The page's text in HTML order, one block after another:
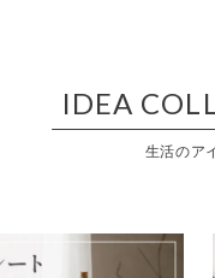
IDEA
生活のア